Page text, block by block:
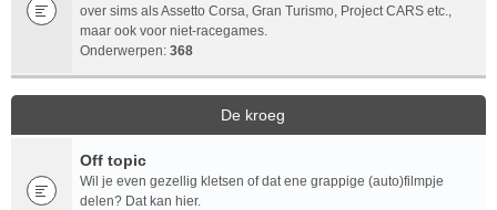
over sims als Assetto Corsa, Gran Turismo, Project CARS etc.,
maar ook voor niet-racegames.
Onderwerpen: 368
De kroeg
Off topic
Wil je even gezellig kletsen of dat ene grappige (auto)filmpje
delen? Dat kan hier.